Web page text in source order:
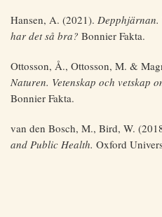
Hansen, A. (2021).
har det så bra? Bonnier Fakta.
Ottosson, Å., Ottosson, M. &
Naturen. Vetenskap och vetskap
Bonnier Fakta.
van den Bosch, M., Bird, W.
and Public Health. Oxford